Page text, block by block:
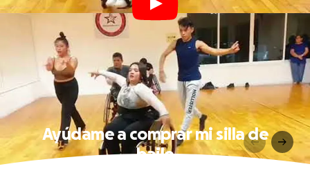
Ayúdame a comprar mi silla de
baile